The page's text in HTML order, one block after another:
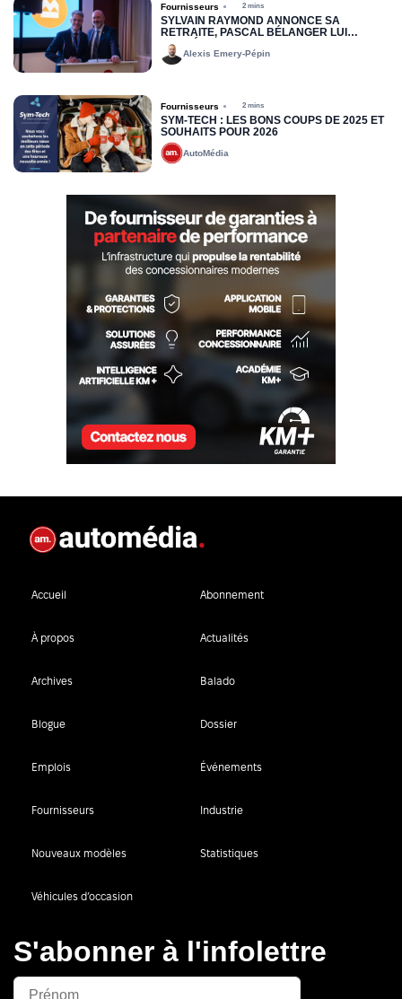
Fournisseurs 2 mins
SYLVAIN RAYMOND ANNONCE SA
RETRAITE, PASCAL BÉLANGER LUI
SUCCÉDERA
Alexis Emery-Pépin
Fournisseurs 2 mins
SYM-TECH : LES BONS COUPS DE 2025 ET
SOUHAITS POUR 2026
AutoMédia
Accueil Abonnement
À propos Actualités
Archives Balado
Blogue Dossier
Emplois Événements
Fournisseurs Industrie
Nouveaux modèles Statistiques
Véhicules d’occasion
S'abonner à l'infolettre